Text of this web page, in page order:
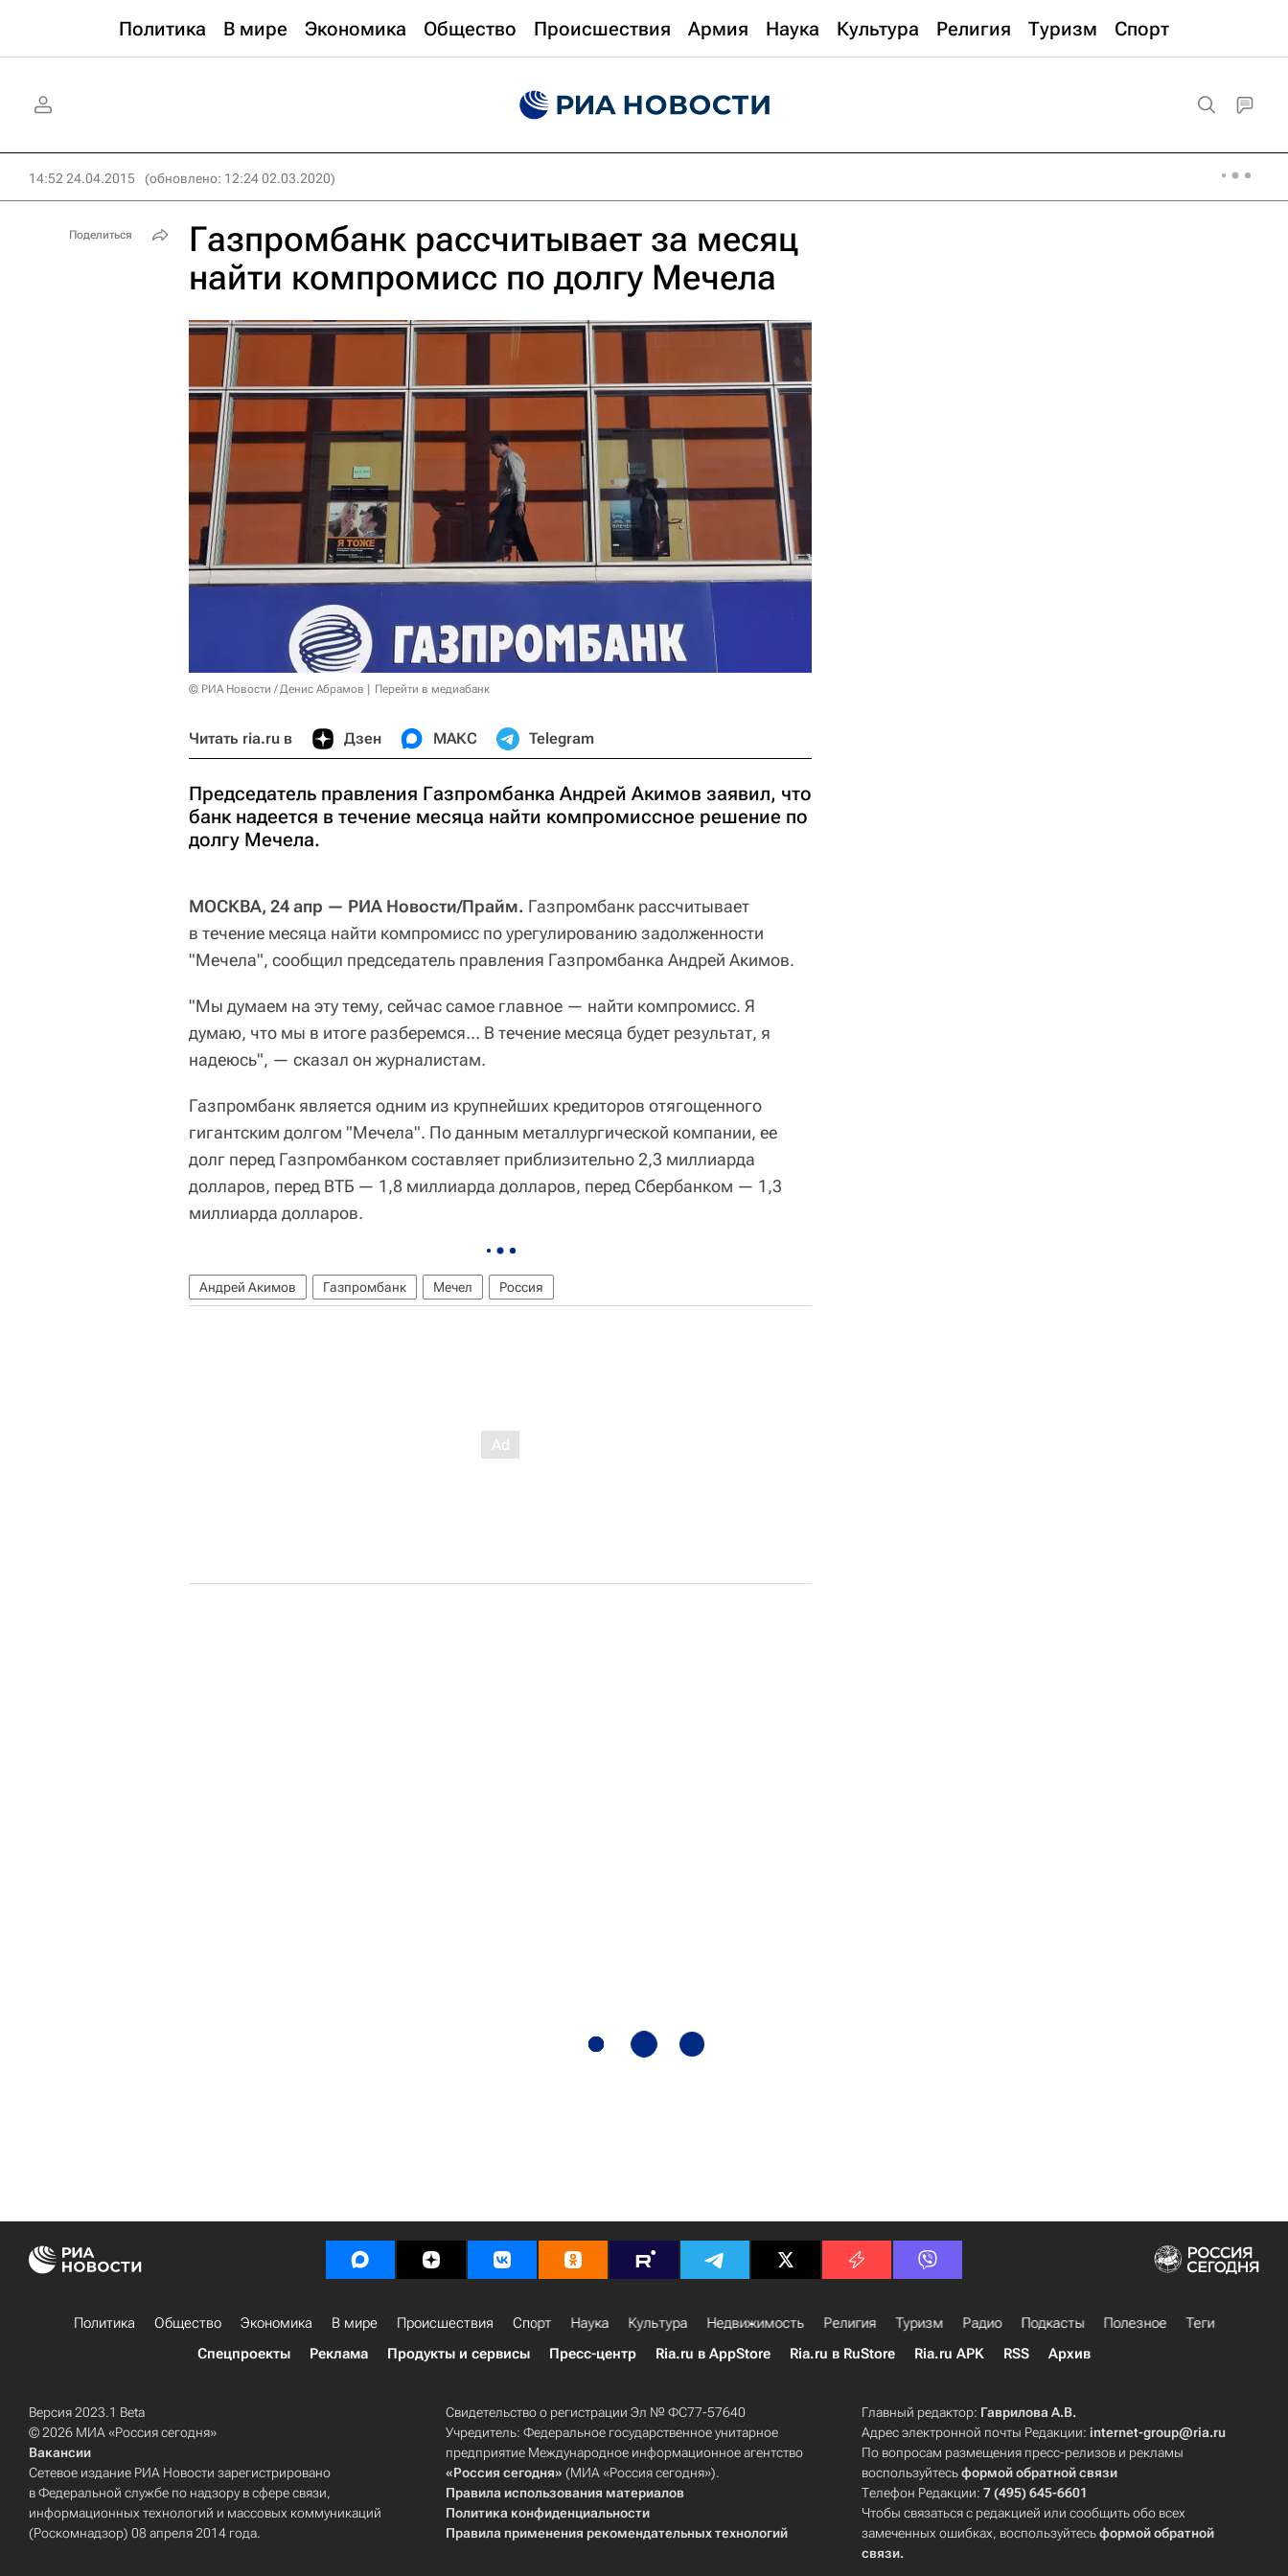
Политика В мире Экономика Общество Происшествия Армия Наука Культура Религия Туризм Спорт
14:52 24.04.2015 (обновлено: 12:24 02.03.2020)
Газпромбанк рассчитывает за месяц
найти компромисс по долгу Мечела
© РИА Новости / Денис Абрамов Перейти в медиабанк
Читать ria.ru в Дзен МАКС Telegram
Председатель правления Газпромбанка Андрей Акимов заявил, что
банк надеется в течение месяца найти компромиссное решение по
долгу Мечела.
МОСКВА, 24 апр — РИА Новости/Прайм. Газпромбанк рассчитывает
в течение месяца найти компромисс по урегулированию задолженности
"Мечела", сообщил председатель правления Газпромбанка Андрей Акимов.
"Мы думаем на эту тему, сейчас самое главное — найти компромисс. Я
думаю, что мы в итоге разберемся… В течение месяца будет результат, я
надеюсь", — сказал он журналистам.
Газпромбанк является одним из крупнейших кредиторов отягощенного
гигантским долгом "Мечела". По данным металлургической компании, ее
долг перед Газпромбанком составляет приблизительно 2,3 миллиарда
долларов, перед ВТБ — 1,8 миллиарда долларов, перед Сбербанком — 1,3
миллиарда долларов.
Андрей Акимов Газпромбанк Мечел Россия
Поделиться
Политика Общество Экономика В мире Происшествия Спорт Наука Культура Недвижимость Религия Туризм Радио Подкасты Полезное
Теги
Спецпроекты
Реклама Продукты и сервисы Пресс-центр Ria.ru в AppStore Ria.ru в RuStore Ria.ru APK RSS Архив
Версия 2023.1 Beta
© 2026 МИА «Россия сегодня»
Вакансии
Сетевое издание РИА Новости зарегистрировано
в Федеральной службе по надзору в сфере связи,
информационных технологий и массовых коммуникаций
(Роскомнадзор) 08 апреля 2014 года.
Свидетельство о регистрации Эл № ФС77-57640
Учредитель: Федеральное государственное унитарное
предприятие Международное информационное агентство
«Россия сегодня» (МИА «Россия сегодня»).
Правила использования материалов
Политика конфиденциальности
Правила применения рекомендательных технологий
Главный редактор: Гаврилова А.В.
Адрес электронной почты Редакции:internet-group@ria.ru
По вопросам размещения пресс-релизов и рекламы
воспользуйтесьформой обратной связи
Телефон Редакции:7 (495) 645-6601
Чтобы связаться с редакцией или сообщить обо всех
замеченных ошибках, воспользуйтесьформой обратной
связи.